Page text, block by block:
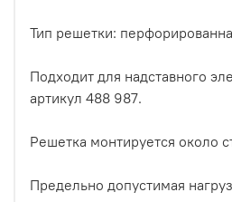
Тип решетки:
Подходит для надставного
артикул 488 987.
Решетка монтируется около
Предельно допустимая